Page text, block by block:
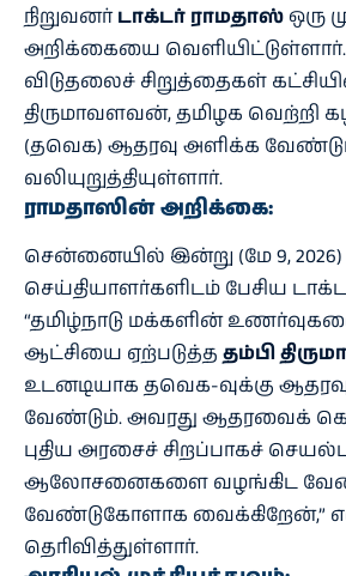
நிறுவனர்டாக்டர் ராமதாஸ் ஒரு
அறிக்கையை வெளியிட்டுள்ளார்.
விடுதலைச் சிறுத்தைகள்
திருமாவளவன், தமிழக வெற்றி
(தவெக) ஆதரவு அளிக்க
வலியுறுத்தியுள்ளார்.
ராமதாஸின் அறிக்கை:
சென்னையில் இன்று (மே 9, 2026)
செய்தியாளர்களிடம் பேசிய
“தமிழ்நாடு மக்களின் உணர்வுகளை
ஆட்சியை ஏற்படுத்த தம்பி
உடனடியாக தவெக-வுக்கு
வேண்டும். அவரது ஆதரவைக்
புதிய அரசைச் சிறப்பாகச்
ஆலோசனைகளை வழங்கிட
வேண்டுகோளாக வைக்கிறேன்,”
தெரிவித்துள்ளார்.